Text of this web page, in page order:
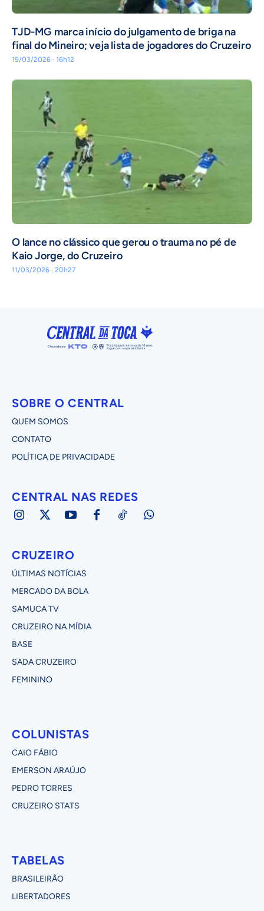
TJD-MG marca início do julgamento de briga na
final do Mineiro; veja lista de jogadores do Cruzeiro
19/03/2026 · 16h12
O lance no clássico que gerou o trauma no pé de
Kaio Jorge, do Cruzeiro
11/03/2026 · 20h27
SOBRE O CENTRAL
QUEM SOMOS
CONTATO
POLÍTICA DE PRIVACIDADE
CENTRAL NAS REDES
CRUZEIRO
ÚLTIMAS NOTÍCIAS
MERCADO DA BOLA
SAMUCA TV
CRUZEIRO NA MÍDIA
BASE
SADA CRUZEIRO
FEMININO
COLUNISTAS
CAIO FÁBIO
EMERSON ARAÚJO
PEDRO TORRES
CRUZEIRO STATS
TABELAS
BRASILEIRÃO
LIBERTADORES